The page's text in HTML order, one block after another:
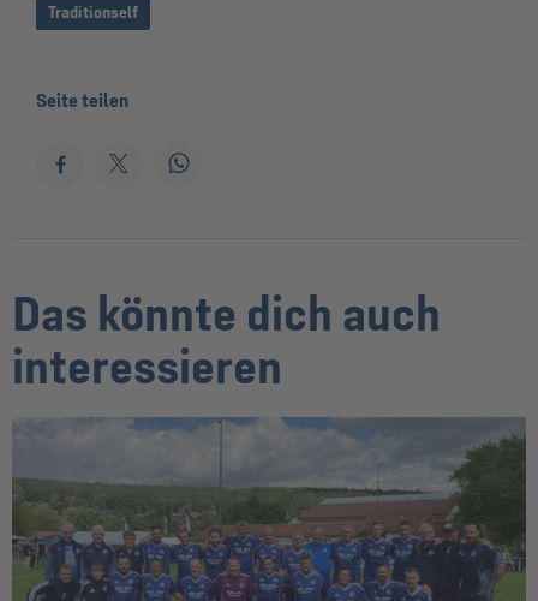
Traditionself
Seite teilen
Das könnte dich auch
interessieren